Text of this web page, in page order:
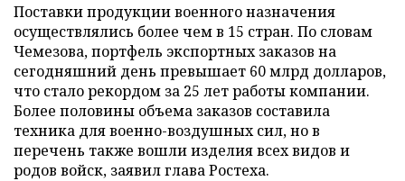
Поставки продукции военного назначения
осуществлялись более чем в 15 стран. По словам
Чемезова, портфель экспортных заказов на
сегодняшний день превышает 60 млрд долларов,
что стало рекордом за 25 лет работы компании.
Более половины объема заказов составила
техника для военно-воздушных сил, но в
перечень также вошли изделия всех видов и
родов войск, заявил глава Ростеха.